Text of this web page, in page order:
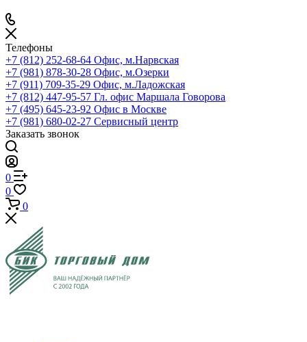
Телефоны
+7 (812) 252-68-64 Офис, м.Нарвская
+7 (981) 878-30-28 Офис, м.Озерки
+7 (911) 709-35-29 Офис, м.Ладожская
+7 (812) 447-95-57 Гл. офис Маршала Говорова
+7 (495) 645-23-92 Офис в Москве
+7 (981) 680-02-27 Сервисный центр
Заказать звонок
0
0
0